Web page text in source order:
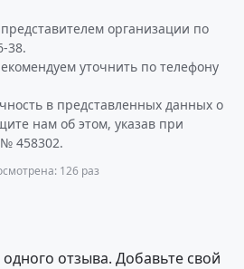
организации по
38.
уточнить по телефону
в представленных данных о
нам об этом, указав при
458302.
126 раз
отзыва. Добавьте свой